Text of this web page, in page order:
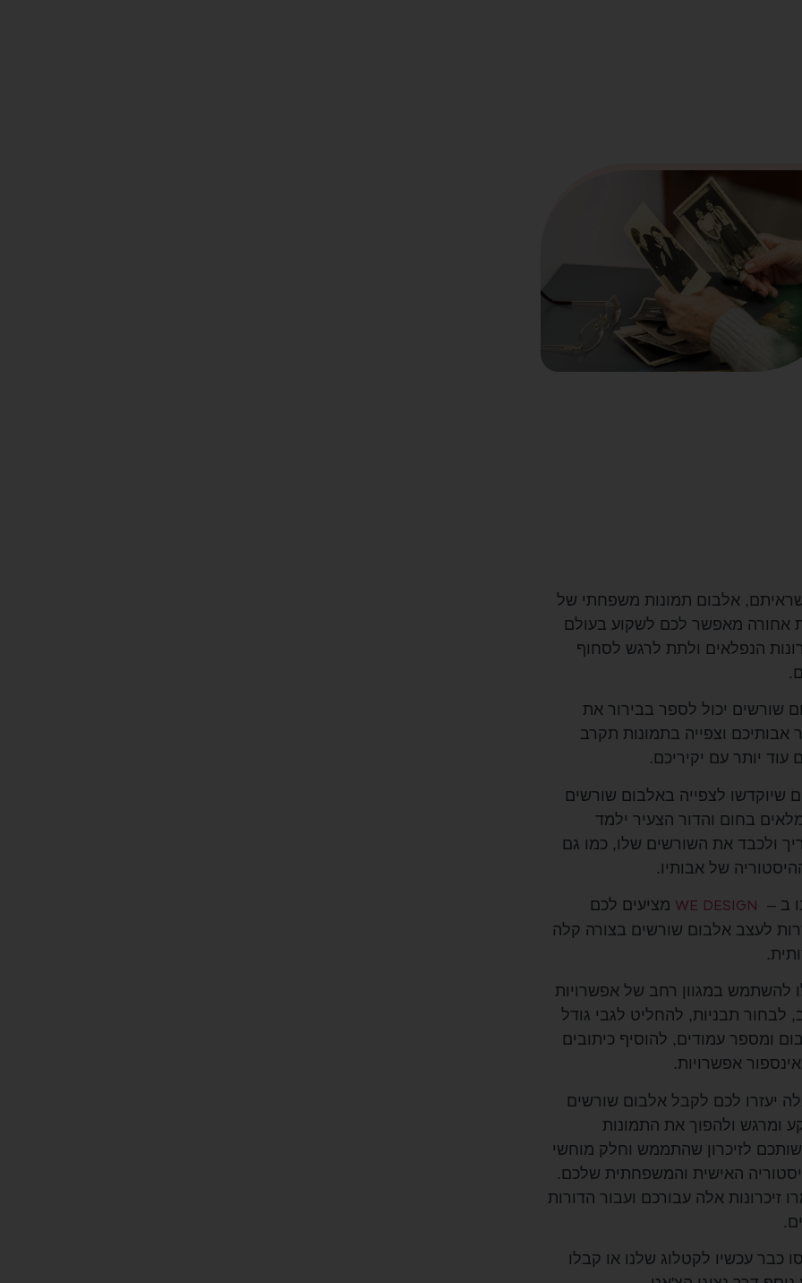
אלבום תמונות משפחתי של
אחורה מאפשר לכם לשקוע בעולם
הנפלאים ולתת לרגש לסחוף
שורשים יכול לספר בבירור את
אבותיכם וצפייה בתמונות תקרב
עוד יותר עם יקיריכם.
שיוקדשו לצפייה באלבום שורשים
מלאים בחום והדור הצעיר ילמד
ולכבד את השורשים שלו, כמו גם
של אבותיו.
ב – WE DESIGN מציעים לכם
לעצב אלבום שורשים בצורה קלה
להשתמש במגוון רחב של אפשרויות
לבחור תבניות, להחליט לגבי גודל
ומספר עמודים, להוסיף כיתובים
אינספור אפשרויות.
יעזרו לכם לקבל אלבום שורשים
ומרגש ולהפוך את התמונות
לזיכרון שהתממש וחלק מוחשי
האישית והמשפחתית שלכם.
זיכרונות אלה עבורכם ועבור הדורות
כבר עכשיו לקטלוג שלנו או קבלו